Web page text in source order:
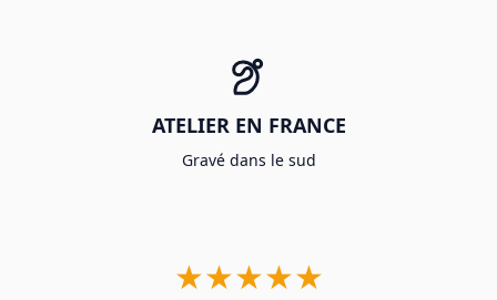
ATELIER EN FRANCE
Gravé dans le sud
★★★★★